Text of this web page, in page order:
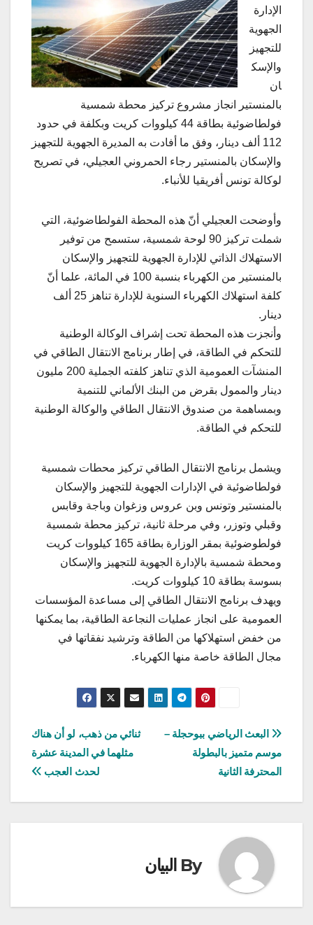
الإدارة
الجهوية
للتجهيز
والإسك
ان
بالمنستير انجاز مشروع تركيز محطة شمسية
فولطاضوئية بطاقة 44 كيلووات كريت وبكلفة في حدود
112 ألف دينار، وفق ما أفادت به المديرة الجهوية للتجهيز
والإسكان بالمنستير رجاء الحمروني العجيلي، في تصريح
لوكالة تونس أفريقيا للأنباء.
وأوضحت العجيلي أنّ هذه المحطة الفولطاضوئية، التي
شملت تركيز 90 لوحة شمسية، ستسمح من توفير
الاستهلاك الذاتي للإدارة الجهوية للتجهيز والإسكان
بالمنستير من الكهرباء بنسبة 100 في المائة، علما أنّ
كلفة استهلاك الكهرباء السنوية للإدارة تناهز 25 ألف
دينار.
وأنجزت هذه المحطة تحت إشراف الوكالة الوطنية
للتحكم في الطاقة، في إطار برنامج الانتقال الطاقي في
المنشآت العمومية الذي تناهز كلفته الجملية 200 مليون
دينار والممول بقرض من البنك الألماني للتنمية
وبمساهمة من صندوق الانتقال الطاقي والوكالة الوطنية
للتحكم في الطاقة.
ويشمل برنامج الانتقال الطاقي تركيز محطات شمسية
فولطاضوئية في الإدارات الجهوية للتجهيز والإسكان
بالمنستير وتونس وبن عروس وزغوان وباجة وقابس
وقبلي وتوزر، وفي مرحلة ثانية، تركيز محطة شمسية
فولطوضوئية بمقر الوزارة بطاقة 165 كيلووات كريت
ومحطة شمسية بالإدارة الجهوية للتجهيز والإسكان
بسوسة بطاقة 10 كيلووات كريت.
ويهدف برنامج الانتقال الطاقي إلى مساعدة المؤسسات
العمومية على انجاز عمليات النجاعة الطاقية، بما يمكنها
من خفض استهلاكها من الطاقة وترشيد نفقاتها في
مجال الطاقة خاصة منها الكهرباء.
تصفّح
المقالات
ثنائي من ذهب، لو أن هناك
مثلهما في المدينة عشرة
لحدث العجب
البعث الرياضي ببوحجلة –
موسم متميز بالبطولة
المحترفة الثانية
By البيان